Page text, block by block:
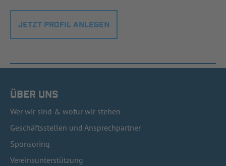
JETZT PROFIL ANLEGEN
ÜBER UNS
Wer wir sind & wofür wir stehen
Geschäftsstellen und Ansprechpartner
Sponsoring
Vereinsunterstützung